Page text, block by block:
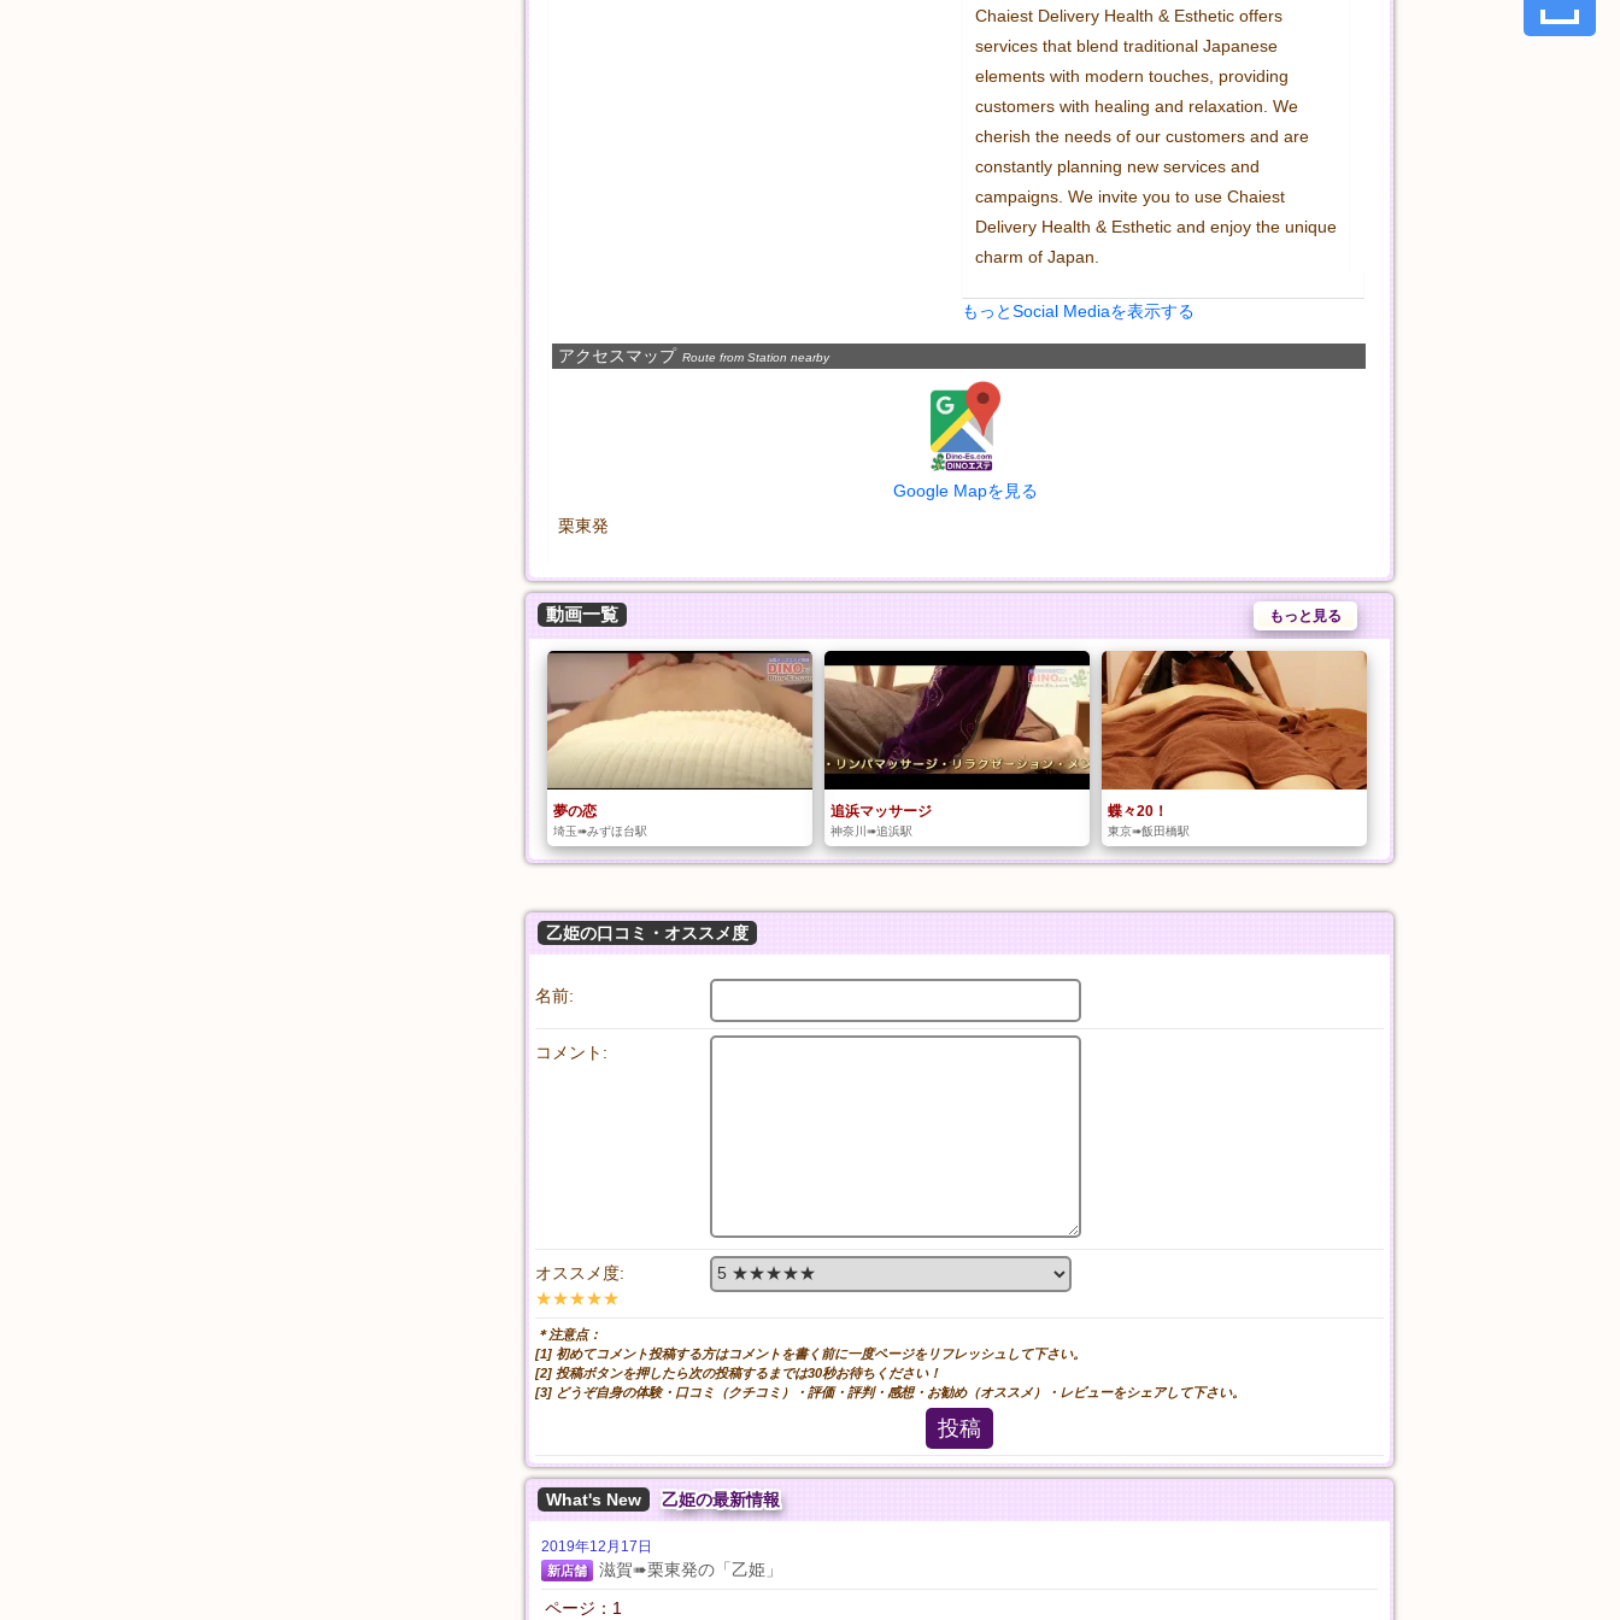
Chaiest Delivery Health & Esthetic offers
services that blend traditional Japanese
elements with modern touches, providing
customers with healing and relaxation. We
cherish the needs of our customers and are
constantly planning new services and
campaigns. We invite you to use Chaiest
Delivery Health & Esthetic and enjoy the unique
charm of Japan.
もっとSocial Mediaを表示する
アクセスマップ Route from Station nearby
Google Mapを見る
栗東発
動画一覧 もっと見る
夢の恋
埼玉➠みずほ台駅
追浜マッサージ
神奈川➠追浜駅
蝶々20！
東京➠飯田橋駅
乙姫の口コミ・オススメ度
名前:
コメント:
オススメ度:
★★★★★
＊注意点：
[1] 初めてコメント投稿する方はコメントを書く前に一度ページをリフレッシュして下さい。
[2] 投稿ボタンを押したら次の投稿するまでは30秒お待ちください！
[3] どうぞ自身の体験・口コミ（クチコミ）・評価・評判・感想・お勧め（オススメ）・レビューをシェアして下さい。
投稿
What's New 乙姫の最新情報
2019年12月17日
新店舗
滋賀➠栗東発の「乙姫」
ページ：1